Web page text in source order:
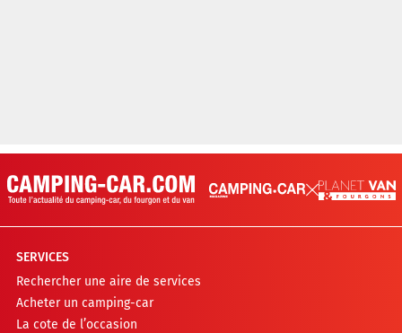
SERVICES
Rechercher une aire de services
Acheter un camping-car
La cote de l’occasion